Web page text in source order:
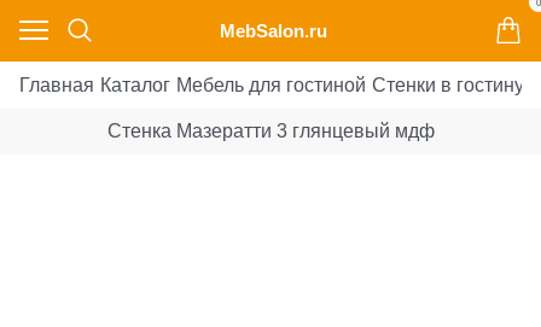
MebSalon.ru
0
Главная Каталог Мебель для гостиной Стенки в гостиную
Стенка Мазератти 3 глянцевый мдф